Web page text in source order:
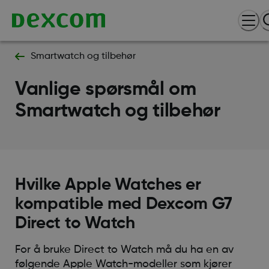
Smartwatch og tilbehør
Vanlige spørsmål om
Smartwatch og tilbehør
Hvilke Apple Watches er
kompatible med Dexcom G7
Direct to Watch
For å bruke Direct to Watch må du ha en av
følgende Apple Watch-modeller som kjører